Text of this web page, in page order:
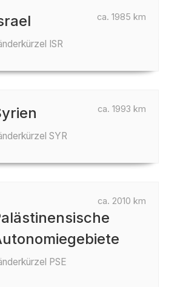
ca. 1985 km
ISR
ca. 1993 km
SYR
ca. 2010 km
PSE